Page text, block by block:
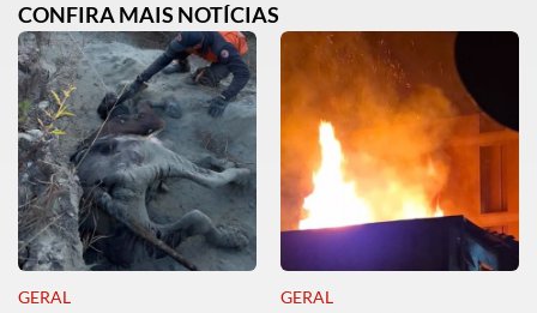
CONFIRA MAIS NOTÍCIAS
GERAL GERAL